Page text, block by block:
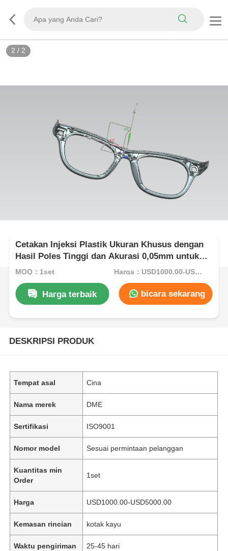
2 / 2
Cetakan Injeksi Plastik Ukuran Khusus dengan
Hasil Poles Tinggi dan Akurasi 0,05mm untuk
Elektronik
MOQ：1set Harga：USD1000.00-USD5000.00
Harga terbaik bicara sekarang
DESKRIPSI PRODUK
Tempat asal Cina
Nama merek DME
Sertifikasi ISO9001
Nomor model Sesuai permintaan pelanggan
Kuantitas min
Order
1set
Harga USD1000.00-USD5000.00
Kemasan rincian kotak kayu
Waktu pengiriman 25-45 hari